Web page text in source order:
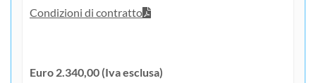
Condizioni di contratto
Euro 2.340,00 (Iva esclusa)